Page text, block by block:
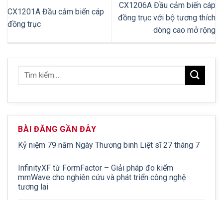
CX1201A Đầu cảm biến cáp
đồng trục
CX1206A Đầu cảm biến cáp
đồng trục với bộ tương thích
dòng cao mở rộng
BÀI ĐĂNG GẦN ĐÂY
Kỷ niệm 79 năm Ngày Thương binh Liệt sĩ 27 tháng 7
InfinityXF từ FormFactor – Giải pháp đo kiểm
mmWave cho nghiên cứu và phát triển công nghệ
tương lai